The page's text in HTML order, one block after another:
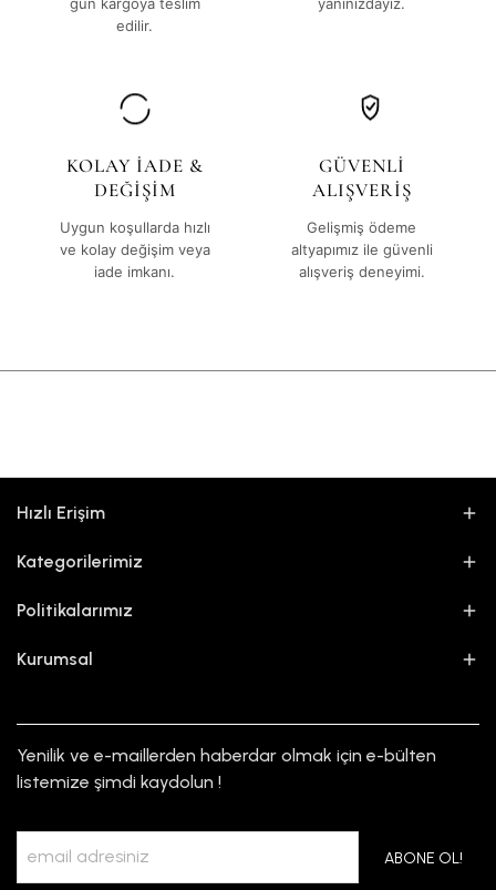
edilir.
KOLAY İADE &
DEĞİŞİM
Uygun koşullarda hızlı
ve kolay değişim veya
iade imkanı.
GÜVENLİ
ALIŞVERİŞ
Gelişmiş ödeme
altyapımız ile güvenli
alışveriş deneyimi.
Hızlı Erişim
Kategorilerimiz
Politikalarımız
Kurumsal
Yenilik ve e-maillerden haberdar olmak için e-bülten
listemize şimdi kaydolun !
ABONE OL!